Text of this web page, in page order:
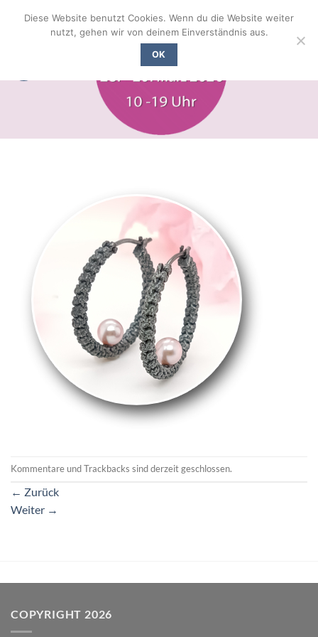
Inhalt
Kommentare und Trackbacks sind derzeit geschlossen.
← Zurück
Weiter →
COPYRIGHT 2026
Diese Website benutzt Cookies. Wenn du die Website weiter
nutzt, gehen wir von deinem Einverständnis aus.
OK